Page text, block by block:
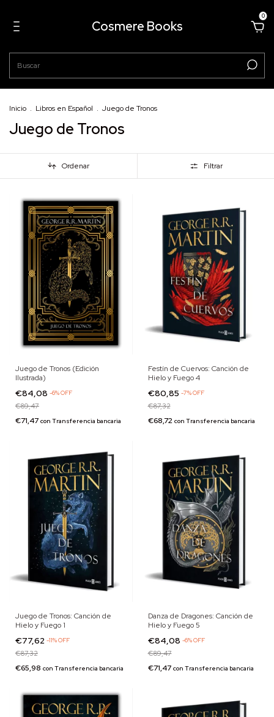
Cosmere Books
0
Inicio . Libros en Español . Juego de Tronos
Juego de Tronos
Ordenar Filtrar
Juego de Tronos (Edición
Ilustrada)
€84,08 -6%OFF
€89,47
€71,47 con Transferencia bancaria
Festín de Cuervos: Canción de
Hielo y Fuego 4
€80,85 -7%OFF
€87,32
€68,72 con Transferencia bancaria
Juego de Tronos: Canción de
Hielo y Fuego 1
€77,62 -11%OFF
€87,32
€65,98 con Transferencia bancaria
Danza de Dragones: Canción de
Hielo y Fuego 5
€84,08 -6%OFF
€89,47
€71,47 con Transferencia bancaria